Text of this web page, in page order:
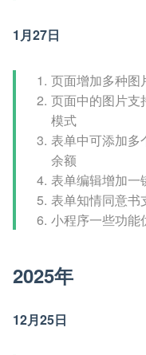
1月27日
页面增加多种图
页面中的图片支
模式
表单中可添加多
余额
表单编辑增加一
表单知情同意书
小程序一些功能
2025年
12月25日